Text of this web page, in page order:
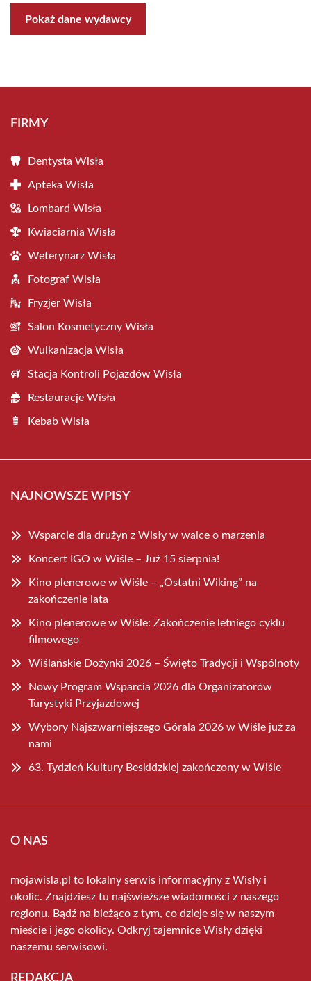
Pokaż dane wydawcy
FIRMY
Dentysta Wisła
Apteka Wisła
Lombard Wisła
Kwiaciarnia Wisła
Weterynarz Wisła
Fotograf Wisła
Fryzjer Wisła
Salon Kosmetyczny Wisła
Wulkanizacja Wisła
Stacja Kontroli Pojazdów Wisła
Restauracje Wisła
Kebab Wisła
NAJNOWSZE WPISY
Wsparcie dla drużyn z Wisły w walce o marzenia
Koncert IGO w Wiśle – Już 15 sierpnia!
Kino plenerowe w Wiśle – „Ostatni Wiking” na
zakończenie lata
Kino plenerowe w Wiśle: Zakończenie letniego cyklu
filmowego
Wiślańskie Dożynki 2026 – Święto Tradycji i Wspólnoty
Nowy Program Wsparcia 2026 dla Organizatorów
Turystyki Przyjazdowej
Wybory Najszwarniejszego Górala 2026 w Wiśle już za
nami
63. Tydzień Kultury Beskidzkiej zakończony w Wiśle
O NAS
mojawisla.pl to lokalny serwis informacyjny z Wisły i
okolic. Znajdziesz tu najświeższe wiadomości z naszego
regionu. Bądź na bieżąco z tym, co dzieje się w naszym
mieście i jego okolicy. Odkryj tajemnice Wisły dzięki
naszemu serwisowi.
REDAKCJA